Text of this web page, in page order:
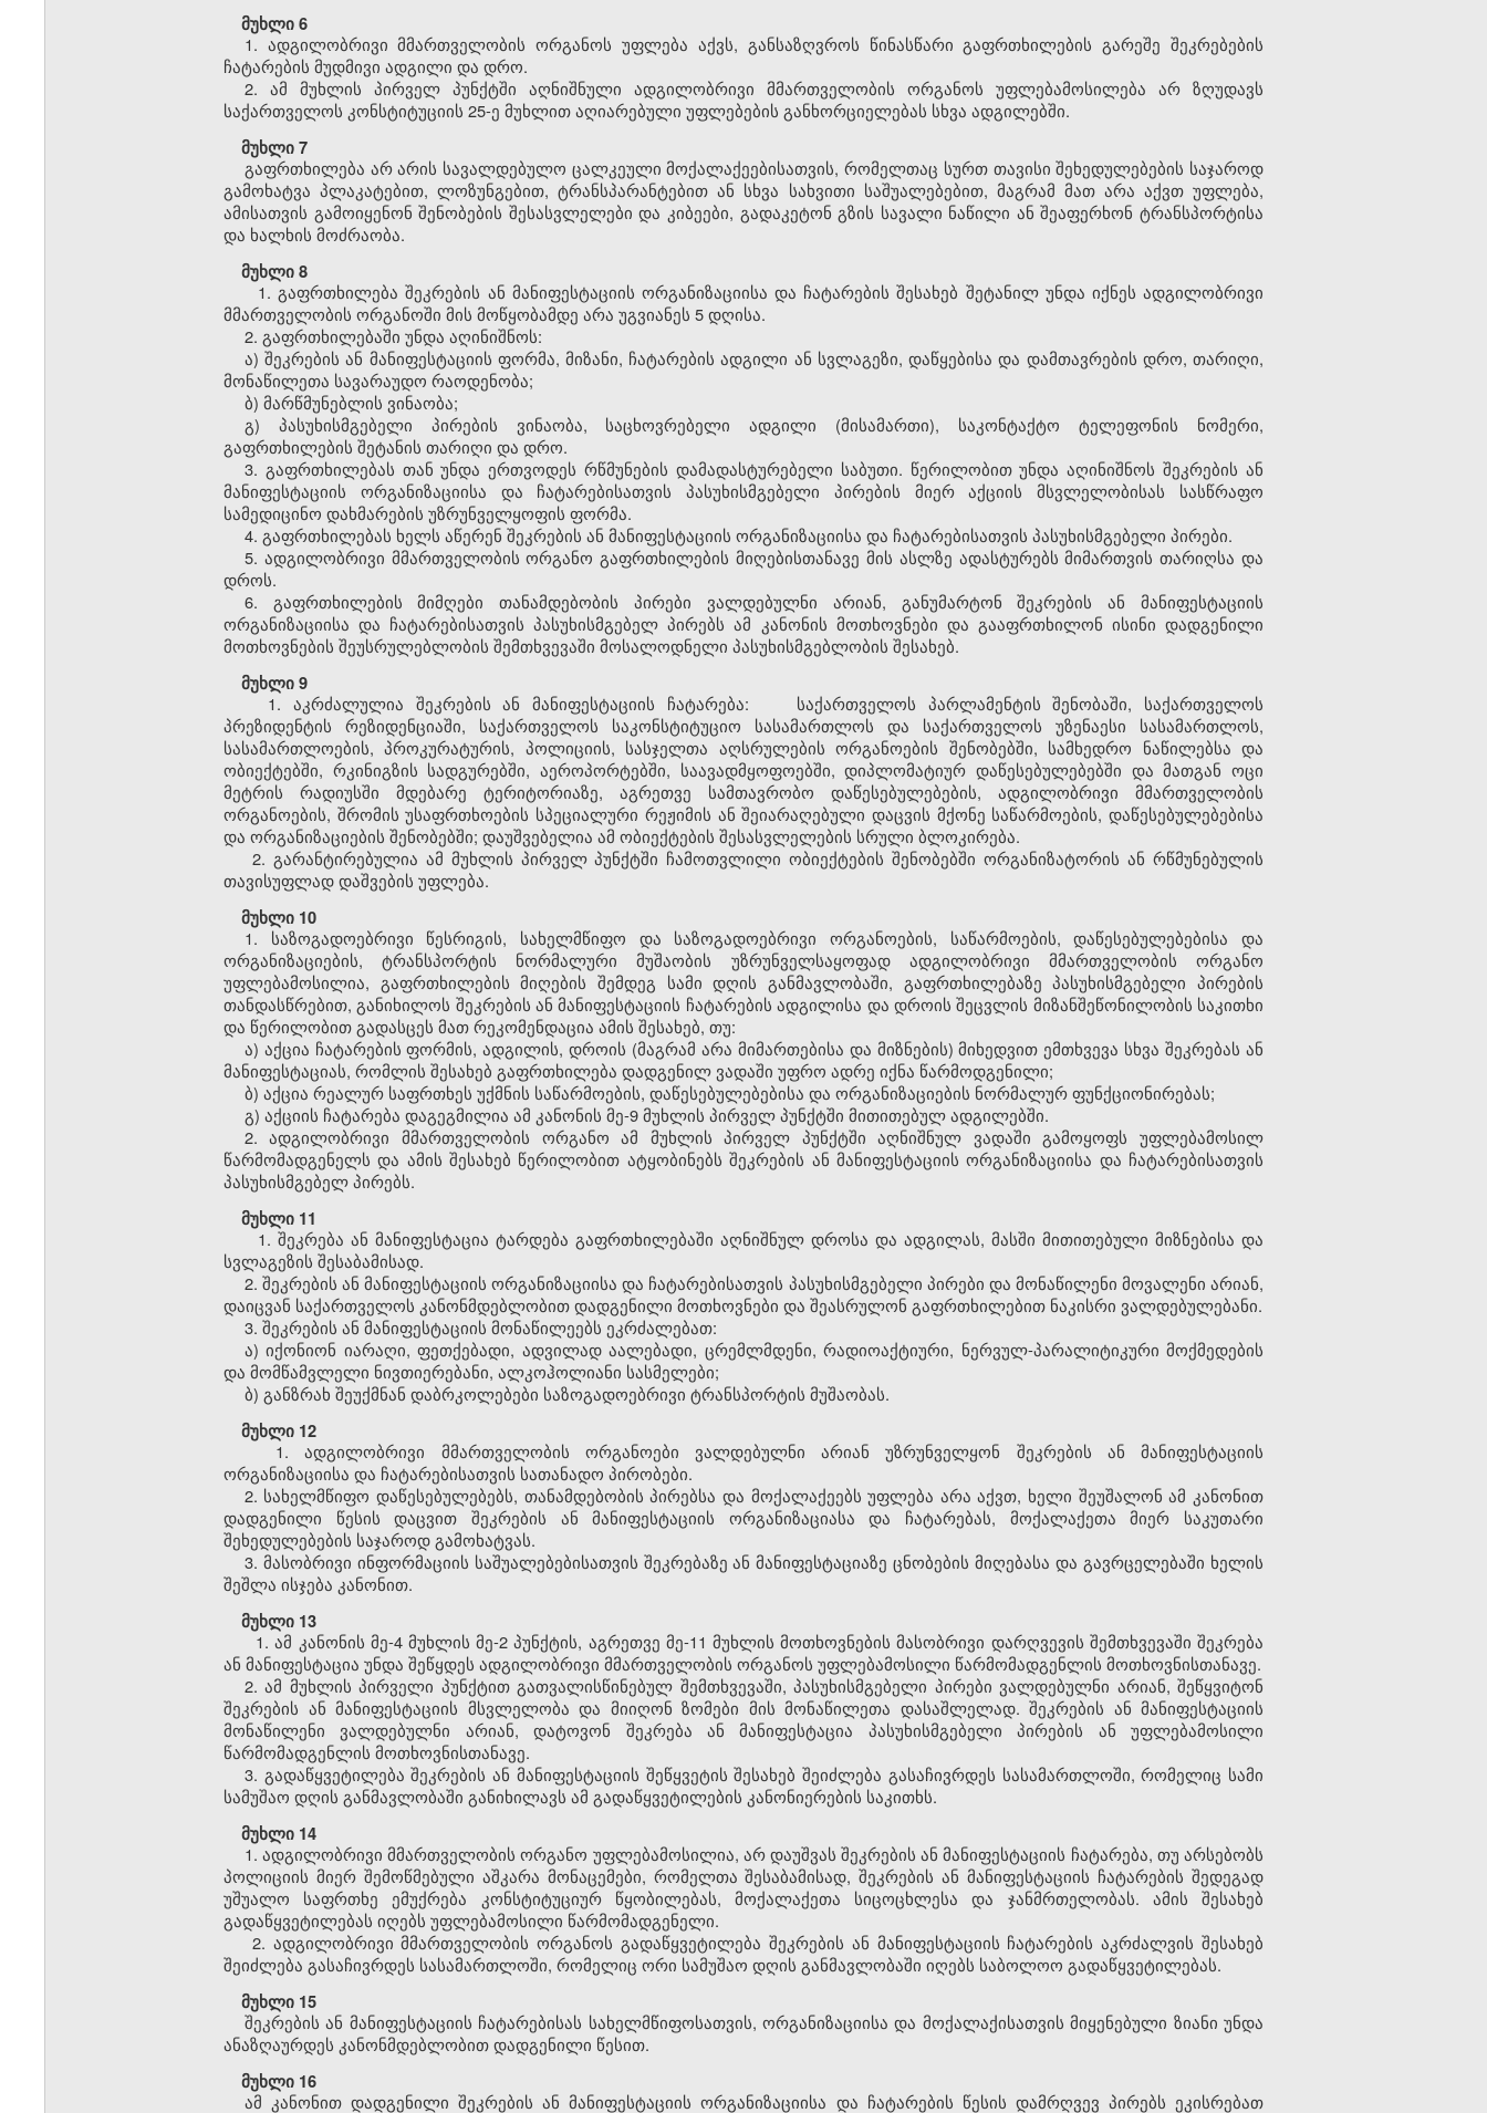
მუხლი 6
1. ადგილობრივი მმართველობის ორგანოს უფლება აქვს, განსაზღვროს წინასწარი გაფრთხილების გარეშე შეკრებების
ჩატარების მუდმივი ადგილი და დრო.
2. ამ მუხლის პირველ პუნქტში აღნიშნული ადგილობრივი მმართველობის ორგანოს უფლებამოსილება არ ზღუდავს
საქართველოს კონსტიტუციის 25-ე მუხლით აღიარებული უფლებების განხორციელებას სხვა ადგილებში.
მუხლი 7
გაფრთხილება არ არის სავალდებულო ცალკეული მოქალაქეებისათვის, რომელთაც სურთ თავისი შეხედულებების საჯაროდ
გამოხატვა პლაკატებით, ლოზუნგებით, ტრანსპარანტებით ან სხვა სახვითი საშუალებებით, მაგრამ მათ არა აქვთ უფლება,
ამისათვის გამოიყენონ შენობების შესასვლელები და კიბეები, გადაკეტონ გზის სავალი ნაწილი ან შეაფერხონ ტრანსპორტისა
და ხალხის მოძრაობა.
მუხლი 8
1. გაფრთხილება შეკრების ან მანიფესტაციის ორგანიზაციისა და ჩატარების შესახებ შეტანილ უნდა იქნეს ადგილობრივი
მმართველობის ორგანოში მის მოწყობამდე არა უგვიანეს 5 დღისა.
2. გაფრთხილებაში უნდა აღინიშნოს:
ა) შეკრების ან მანიფესტაციის ფორმა, მიზანი, ჩატარების ადგილი ან სვლაგეზი, დაწყებისა და დამთავრების დრო, თარიღი,
მონაწილეთა სავარაუდო რაოდენობა;
ბ) მარწმუნებლის ვინაობა;
გ) პასუხისმგებელი პირების ვინაობა, საცხოვრებელი ადგილი (მისამართი), საკონტაქტო ტელეფონის ნომერი,
გაფრთხილების შეტანის თარიღი და დრო.
3. გაფრთხილებას თან უნდა ერთვოდეს რწმუნების დამადასტურებელი საბუთი. წერილობით უნდა აღინიშნოს შეკრების ან
მანიფესტაციის ორგანიზაციისა და ჩატარებისათვის პასუხისმგებელი პირების მიერ აქციის მსვლელობისას სასწრაფო
სამედიცინო დახმარების უზრუნველყოფის ფორმა.
4. გაფრთხილებას ხელს აწერენ შეკრების ან მანიფესტაციის ორგანიზაციისა და ჩატარებისათვის პასუხისმგებელი პირები.
5. ადგილობრივი მმართველობის ორგანო გაფრთხილების მიღებისთანავე მის ასლზე ადასტურებს მიმართვის თარიღსა და
დროს.
6. გაფრთხილების მიმღები თანამდებობის პირები ვალდებულნი არიან, განუმარტონ შეკრების ან მანიფესტაციის
ორგანიზაციისა და ჩატარებისათვის პასუხისმგებელ პირებს ამ კანონის მოთხოვნები და გააფრთხილონ ისინი დადგენილი
მოთხოვნების შეუსრულებლობის შემთხვევაში მოსალოდნელი პასუხისმგებლობის შესახებ.
მუხლი 9
1. აკრძალულია შეკრების ან მანიფესტაციის ჩატარება: საქართველოს პარლამენტის შენობაში, საქართველოს
პრეზიდენტის რეზიდენციაში, საქართველოს საკონსტიტუციო სასამართლოს და საქართველოს უზენაესი სასამართლოს,
სასამართლოების, პროკურატურის, პოლიციის, სასჯელთა აღსრულების ორგანოების შენობებში, სამხედრო ნაწილებსა და
ობიექტებში, რკინიგზის სადგურებში, აეროპორტებში, საავადმყოფოებში, დიპლომატიურ დაწესებულებებში და მათგან ოცი
მეტრის რადიუსში მდებარე ტერიტორიაზე, აგრეთვე სამთავრობო დაწესებულებების, ადგილობრივი მმართველობის
ორგანოების, შრომის უსაფრთხოების სპეციალური რეჟიმის ან შეიარაღებული დაცვის მქონე საწარმოების, დაწესებულებებისა
და ორგანიზაციების შენობებში; დაუშვებელია ამ ობიექტების შესასვლელების სრული ბლოკირება.
2. გარანტირებულია ამ მუხლის პირველ პუნქტში ჩამოთვლილი ობიექტების შენობებში ორგანიზატორის ან რწმუნებულის
თავისუფლად დაშვების უფლება.
მუხლი 10
1. საზოგადოებრივი წესრიგის, სახელმწიფო და საზოგადოებრივი ორგანოების, საწარმოების, დაწესებულებებისა და
ორგანიზაციების, ტრანსპორტის ნორმალური მუშაობის უზრუნველსაყოფად ადგილობრივი მმართველობის ორგანო
უფლებამოსილია, გაფრთხილების მიღების შემდეგ სამი დღის განმავლობაში, გაფრთხილებაზე პასუხისმგებელი პირების
თანდასწრებით, განიხილოს შეკრების ან მანიფესტაციის ჩატარების ადგილისა და დროის შეცვლის მიზანშეწონილობის საკითხი
და წერილობით გადასცეს მათ რეკომენდაცია ამის შესახებ, თუ:
ა) აქცია ჩატარების ფორმის, ადგილის, დროის (მაგრამ არა მიმართებისა და მიზნების) მიხედვით ემთხვევა სხვა შეკრებას ან
მანიფესტაციას, რომლის შესახებ გაფრთხილება დადგენილ ვადაში უფრო ადრე იქნა წარმოდგენილი;
ბ) აქცია რეალურ საფრთხეს უქმნის საწარმოების, დაწესებულებებისა და ორგანიზაციების ნორმალურ ფუნქციონირებას;
გ) აქციის ჩატარება დაგეგმილია ამ კანონის მე-9 მუხლის პირველ პუნქტში მითითებულ ადგილებში.
2. ადგილობრივი მმართველობის ორგანო ამ მუხლის პირველ პუნქტში აღნიშნულ ვადაში გამოყოფს უფლებამოსილ
წარმომადგენელს და ამის შესახებ წერილობით ატყობინებს შეკრების ან მანიფესტაციის ორგანიზაციისა და ჩატარებისათვის
პასუხისმგებელ პირებს.
მუხლი 11
1. შეკრება ან მანიფესტაცია ტარდება გაფრთხილებაში აღნიშნულ დროსა და ადგილას, მასში მითითებული მიზნებისა და
სვლაგეზის შესაბამისად.
2. შეკრების ან მანიფესტაციის ორგანიზაციისა და ჩატარებისათვის პასუხისმგებელი პირები და მონაწილენი მოვალენი არიან,
დაიცვან საქართველოს კანონმდებლობით დადგენილი მოთხოვნები და შეასრულონ გაფრთხილებით ნაკისრი ვალდებულებანი.
3. შეკრების ან მანიფესტაციის მონაწილეებს ეკრძალებათ:
ა) იქონიონ იარაღი, ფეთქებადი, ადვილად აალებადი, ცრემლმდენი, რადიოაქტიური, ნერვულ-პარალიტიკური მოქმედების
და მომწამვლელი ნივთიერებანი, ალკოჰოლიანი სასმელები;
ბ) განზრახ შეუქმნან დაბრკოლებები საზოგადოებრივი ტრანსპორტის მუშაობას.
მუხლი 12
1. ადგილობრივი მმართველობის ორგანოები ვალდებულნი არიან უზრუნველყონ შეკრების ან მანიფესტაციის
ორგანიზაციისა და ჩატარებისათვის სათანადო პირობები.
2. სახელმწიფო დაწესებულებებს, თანამდებობის პირებსა და მოქალაქეებს უფლება არა აქვთ, ხელი შეუშალონ ამ კანონით
დადგენილი წესის დაცვით შეკრების ან მანიფესტაციის ორგანიზაციასა და ჩატარებას, მოქალაქეთა მიერ საკუთარი
შეხედულებების საჯაროდ გამოხატვას.
3. მასობრივი ინფორმაციის საშუალებებისათვის შეკრებაზე ან მანიფესტაციაზე ცნობების მიღებასა და გავრცელებაში ხელის
შეშლა ისჯება კანონით.
მუხლი 13
1. ამ კანონის მე-4 მუხლის მე-2 პუნქტის, აგრეთვე მე-11 მუხლის მოთხოვნების მასობრივი დარღვევის შემთხვევაში შეკრება
ან მანიფესტაცია უნდა შეწყდეს ადგილობრივი მმართველობის ორგანოს უფლებამოსილი წარმომადგენლის მოთხოვნისთანავე.
2. ამ მუხლის პირველი პუნქტით გათვალისწინებულ შემთხვევაში, პასუხისმგებელი პირები ვალდებულნი არიან, შეწყვიტონ
შეკრების ან მანიფესტაციის მსვლელობა და მიიღონ ზომები მის მონაწილეთა დასაშლელად. შეკრების ან მანიფესტაციის
მონაწილენი ვალდებულნი არიან, დატოვონ შეკრება ან მანიფესტაცია პასუხისმგებელი პირების ან უფლებამოსილი
წარმომადგენლის მოთხოვნისთანავე.
3. გადაწყვეტილება შეკრების ან მანიფესტაციის შეწყვეტის შესახებ შეიძლება გასაჩივრდეს სასამართლოში, რომელიც სამი
სამუშაო დღის განმავლობაში განიხილავს ამ გადაწყვეტილების კანონიერების საკითხს.
მუხლი 14
1. ადგილობრივი მმართველობის ორგანო უფლებამოსილია, არ დაუშვას შეკრების ან მანიფესტაციის ჩატარება, თუ არსებობს
პოლიციის მიერ შემოწმებული აშკარა მონაცემები, რომელთა შესაბამისად, შეკრების ან მანიფესტაციის ჩატარების შედეგად
უშუალო საფრთხე ემუქრება კონსტიტუციურ წყობილებას, მოქალაქეთა სიცოცხლესა და ჯანმრთელობას. ამის შესახებ
გადაწყვეტილებას იღებს უფლებამოსილი წარმომადგენელი.
2. ადგილობრივი მმართველობის ორგანოს გადაწყვეტილება შეკრების ან მანიფესტაციის ჩატარების აკრძალვის შესახებ
შეიძლება გასაჩივრდეს სასამართლოში, რომელიც ორი სამუშაო დღის განმავლობაში იღებს საბოლოო გადაწყვეტილებას.
მუხლი 15
შეკრების ან მანიფესტაციის ჩატარებისას სახელმწიფოსათვის, ორგანიზაციისა და მოქალაქისათვის მიყენებული ზიანი უნდა
ანაზღაურდეს კანონმდებლობით დადგენილი წესით.
მუხლი 16
ამ კანონით დადგენილი შეკრების ან მანიფესტაციის ორგანიზაციისა და ჩატარების წესის დამრღვევ პირებს ეკისრებათ